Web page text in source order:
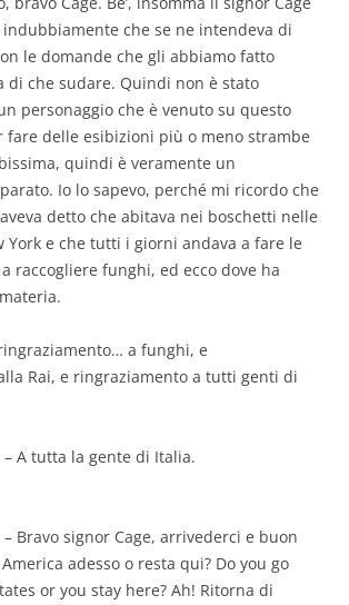
che se ne intendeva di
le domande che gli abbiamo fatto
di che sudare. Quindi non è stato
personaggio che è venuto su questo
fare delle esibizioni più o meno strambe
quindi è veramente un
Io lo sapevo, perché mi ricordo che
detto che abitava nei boschetti nelle
York e che tutti i giorni andava a fare le
raccogliere funghi, ed ecco dove ha
a funghi, e
Rai, e ringraziamento a tutti genti di
– A tutta la gente di Italia.
– Bravo signor Cage, arrivederci e buon
adesso o resta qui? Do you go
or you stay here? Ah! Ritorna di